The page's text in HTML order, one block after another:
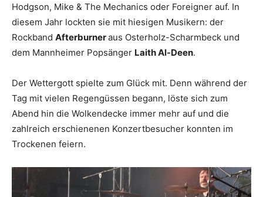
Hodgson, Mike & The Mechanics oder Foreigner auf. In
diesem Jahr lockten sie mit hiesigen Musikern: der
Rockband Afterburneraus Osterholz-Scharmbeck und
dem Mannheimer Popsänger Laith Al-Deen.
Der Wettergott spielte zum Glück mit. Denn während der
Tag mit vielen Regengüssen begann, löste sich zum
Abend hin die Wolkendecke immer mehr auf und die
zahlreich erschienenen Konzertbesucher konnten im
Trockenen feiern.